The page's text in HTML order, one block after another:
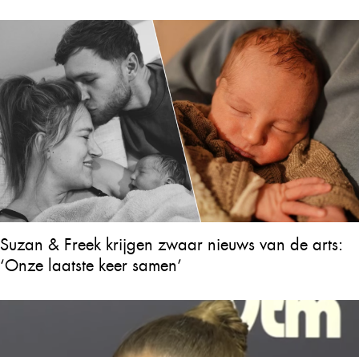
Suzan & Freek krijgen zwaar nieuws van de arts:
‘Onze laatste keer samen’